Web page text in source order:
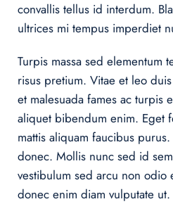
convallis tellus id interdum.
ultrices mi tempus imperdiet
Turpis massa sed elementum
risus pretium. Vitae et leo
et malesuada fames ac turpis
aliquet bibendum enim. Eget
mattis aliquam faucibus
donec. Mollis nunc sed id
vestibulum sed arcu non odio
donec enim diam vulputate